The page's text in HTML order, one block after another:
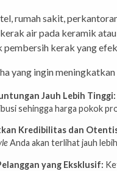
rumah sakit,
air pada keramik
pembersih kerak yang
yang ingin
Jauh Lebih Tinggi:
sehingga harga pokok
Kredibilitas dan
Anda akan terlihat jauh
yang Eksklusif: